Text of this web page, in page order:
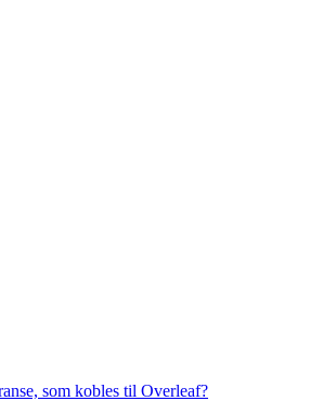
som kobles til Overleaf?